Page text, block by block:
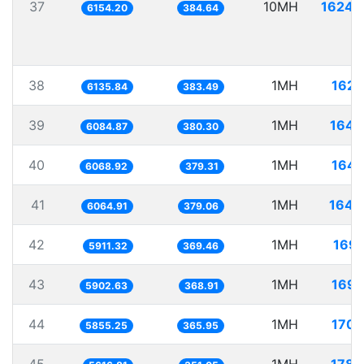
37 6154.20 384.64 10MH
38 6135.84 383.49 1MH
39 6084.87 380.30 1MH
40 6068.92 379.31 1MH
41 6064.91 379.06 1MH
42 5911.32 369.46 1MH
43 5902.63 368.91 1MH
44 5855.25 365.95 1MH